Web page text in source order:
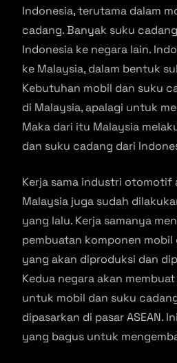
Indonesia, terutama dalam
cadang. Banyak suku
Indonesia ke negara lain.
ke Malaysia, dalam bentuk
Kebutuhan mobil dan suku
di Malaysia, apalagi untuk
Maka dari itu Malaysia
dan suku cadang dari
Kerja sama industri otomotif
Malaysia juga sudah
yang lalu. Kerja samanya
pembuatan komponen mobil
yang akan diproduksi dan
Kedua negara akan
untuk mobil dan suku
dipasarkan di pasar ASEAN.
yang bagus untuk